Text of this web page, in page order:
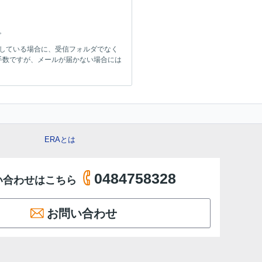
いる場合に、受信フォルダでなく
ですが、メールが届かない場合には
ERAとは
合わせはこちら 0484758328
お問い合わせ